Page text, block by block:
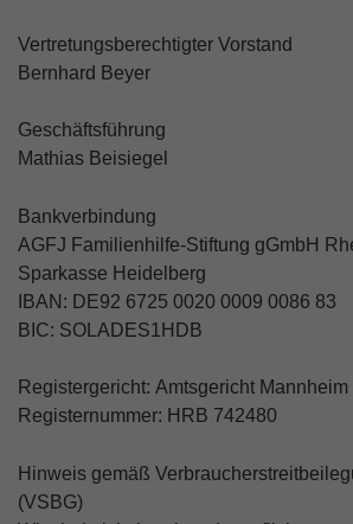
Vertretungsberechtigter Vorstand
Bernhard Beyer
Geschäftsführung
Mathias Beisiegel
Bankverbindung
AGFJ Familienhilfe-Stiftung gGmbH
Sparkasse Heidelberg
IBAN: DE92 6725 0020 0009 0086 83
BIC: SOLADES1HDB
Registergericht: Amtsgericht Mannheim
Registernummer: HRB 742480
Hinweis gemäß
(VSBG)